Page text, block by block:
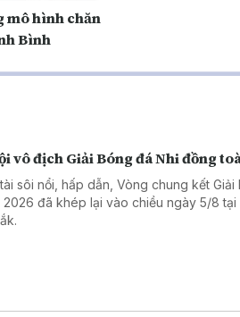
mô hình chăn
Bình
vô địch Giải Bóng đá Nhi đồng
sôi nổi, hấp dẫn, Vòng chung kết
2026 đã khép lại vào chiều ngày 5/8